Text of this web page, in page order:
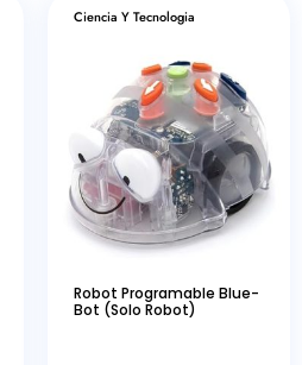
Ciencia Y Tecnologia
Robot Programable Blue-
Bot (Solo Robot)